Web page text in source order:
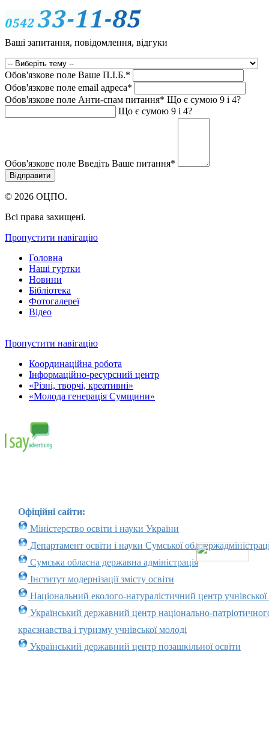
Ваші запитання, повідомлення, відгуки
Обов'язкове поле Ваше П.I.Б.*
Обов'язкове поле email адреса*
Обов'язкове поле Анти-спам питання* Що є сумою 9 і 4?
Що є сумою 9 і 4?
Обов'язкове поле Введіть Ваше питання*
© 2026 ОЦПО.
Всі права захищені.
Пропустити навігацію
Головна
Наші гуртки
Новини
Бібліотека
Фотогалереї
Відео
Пропустити навігацію
Координаційна робота
Інформаційно-ресурсний центр
«Різні, творчі, креативні»
«Молода генерація Сумщини»
Офіційні сайти:
Міністерство освіти і науки України
Департамент освіти і науки Сумської
Сумська обласна державна адміністрація
Інститут модернізації змісту освіти
Національний еколого-натуралістичний центр учнівської
Український державний центр національно-
краєзнавства і туризму учнівської молоді
Український державний центр позашкільної освіти